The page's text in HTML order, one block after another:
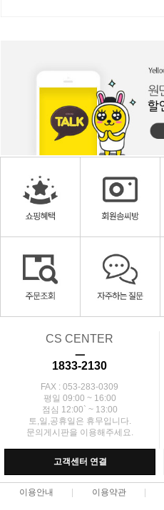
CS CENTER
ㅡ
1833-2130
FAX : 053-283-0309
평일 09:00 ~ 16:00
점심 12:00` ~ 13:00
토,일,공휴일은 휴무입니다.
문의게시판을 이용해주세요.
고객센터 연결
이용안내 이용약관